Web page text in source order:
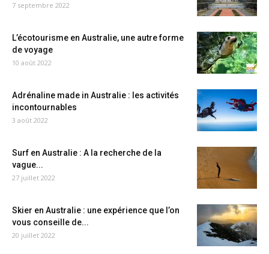
7 septembre 2022
L’écotourisme en Australie, une autre forme
de voyage
10 août 2022
Adrénaline made in Australie : les activités
incontournables
3 août 2022
Surf en Australie : A la recherche de la
vague...
27 juillet 2022
Skier en Australie : une expérience que l’on
vous conseille de...
20 juillet 2022